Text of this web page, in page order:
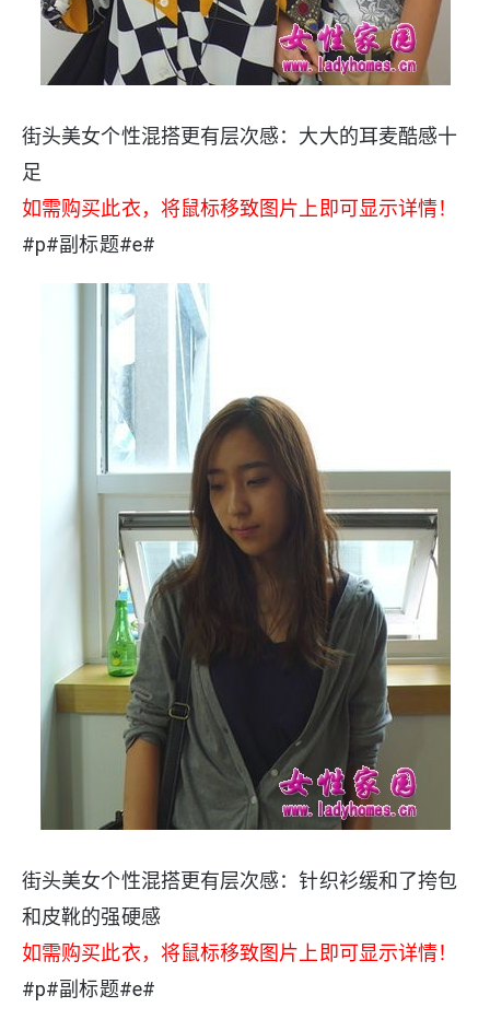
街头美女个性混搭更有层次感：大大的耳麦酷感十
足
如需购买此衣，将鼠标移致图片上即可显示详情！
#p#副标题#e#
街头美女个性混搭更有层次感：针织衫缓和了挎包
和皮靴的强硬感
如需购买此衣，将鼠标移致图片上即可显示详情！
#p#副标题#e#